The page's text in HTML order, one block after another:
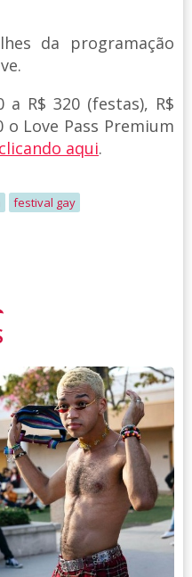
da programação
a R$ 320 (festas), R$
o Love Pass Premium
aqui.
festival gay